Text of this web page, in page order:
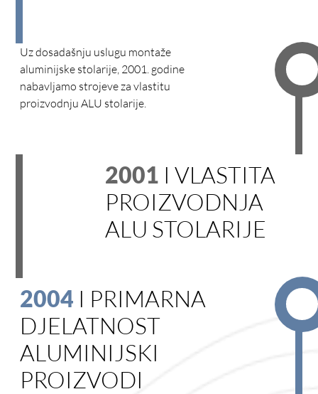
Uz dosadašnju uslugu montaže
aluminijske stolarije, 2001. godine
nabavljamo strojeve za vlastitu
proizvodnju ALU stolarije.
2001 I VLASTITA
PROIZVODNJA
ALU STOLARIJE
2004 I PRIMARNA
DJELATNOST
ALUMINIJSKI
PROIZVODI